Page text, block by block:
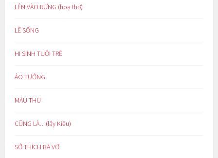
LẺN VÀO RỪNG (hoạ thơ)
LẼ SỐNG
HI SINH TUỔI TRẺ
ẢO TƯỞNG
MÀU THU
CŨNG LÀ…(lẩy Kiều)
SỞ THÍCH BÁ VƠ